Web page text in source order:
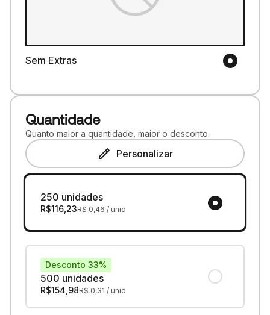
Sem Extras
Quantidade
Quanto maior a quantidade, maior o desconto.
Personalizar
250 unidades
R$116,23R$ 0,46 / unid
500 unidades
Desconto 33%
R$154,98R$ 0,31 / unid